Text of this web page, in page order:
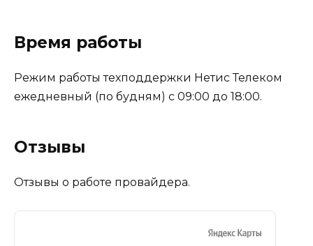
Время работы
Режим работы техподдержки Нетис Телеком
ежедневный (по будням) с 09:00 до 18:00.
Отзывы
Отзывы о работе провайдера.